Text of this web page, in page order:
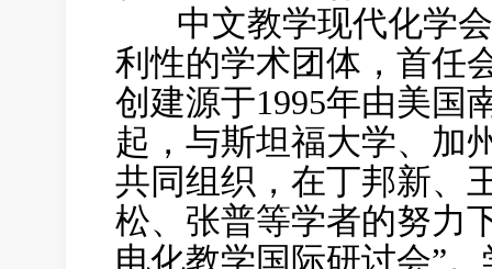
中文教学现代化学会
利性的学术团体，首任
创建源于1995年由美国
起，与斯坦福大学、加
共同组织，在丁邦新、
松、张普等学者的努力
电化教学国际研讨会”